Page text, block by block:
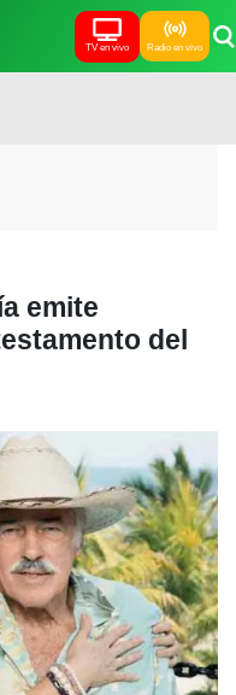
TV en vivo Radio en vivo
emite
del